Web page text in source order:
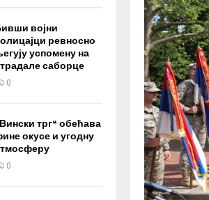
војни
ревносно
успомену на
саборце
0
трг“ обећава
окусе и угодну
0